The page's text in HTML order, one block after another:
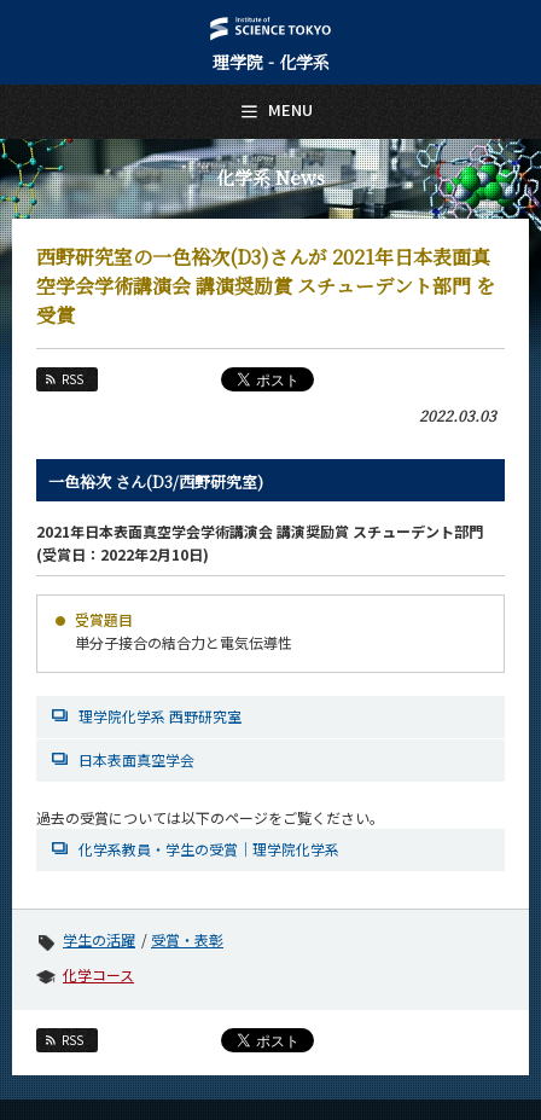
理学院 - 化学系
化学系 News
西野研究室の一色裕次(D3)さんが 2021年日本表面真
空学会学術講演会 講演奨励賞 スチューデント部門 を
受賞
RSS
2022.03.03
一色裕次 さん(D3/西野研究室)
2021年日本表面真空学会学術講演会 講演奨励賞 スチューデント部門
(受賞日：2022年2月10日)
受賞題目
単分子接合の結合力と電気伝導性
理学院化学系 西野研究室
日本表面真空学会
過去の受賞については以下のページをご覧ください。
化学系教員・学生の受賞｜理学院化学系
学生の活躍
受賞・表彰
化学コース
RSS
MENU
日本語 English
トップページ
Top Page
化学系について
About Us
教育
Education
入学案内
Admissions
化学系 News
News
News 一覧
カテゴリ別
系詳細情報
CLOSE